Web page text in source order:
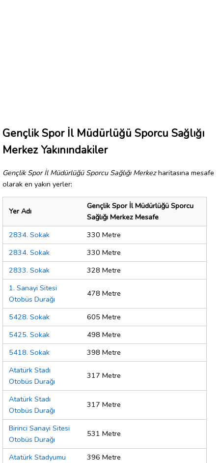
Gençlik Spor İl Müdürlüğü Sporcu Sağlığı
Merkez Yakınındakiler
Gençlik Spor İl Müdürlüğü Sporcu Sağlığı Merkezharitasına mesafe
olarak en yakın yerler:
Yer Adı
Gençlik Spor İl Müdürlüğü Sporcu
Sağlığı Merkez Mesafe
2834. Sokak
330 Metre
2834. Sokak
330 Metre
2833. Sokak
328 Metre
1. Sanayi Sitesi
Otobüs Durağı
478 Metre
5428. Sokak
605 Metre
5425. Sokak
498 Metre
5418. Sokak
398 Metre
Atatürk Stadı
Otobüs Durağı
317 Metre
Atatürk Stadı
Otobüs Durağı
317 Metre
Birinci Sanayi Sitesi
Otobüs Durağı
531 Metre
Atatürk Stadyumu
396 Metre